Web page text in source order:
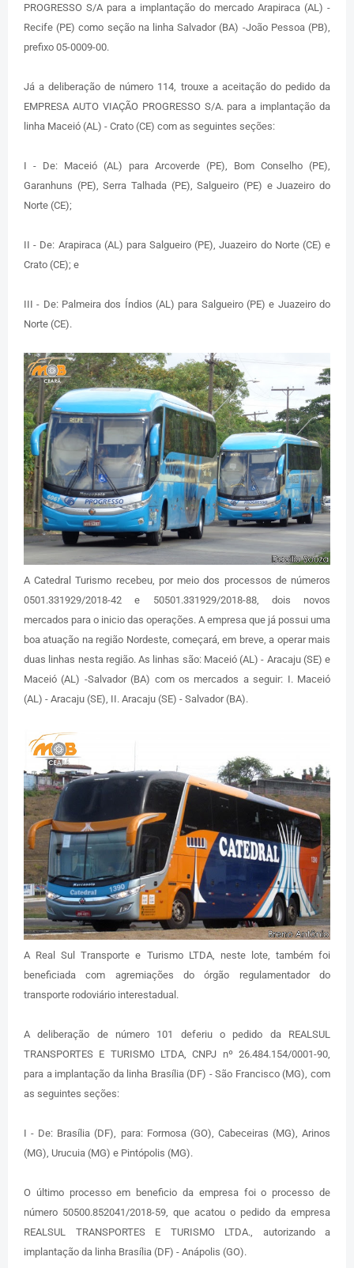
PROGRESSO S/A para a implantação do mercado Arapiraca (AL) -
Recife (PE) como seção na linha Salvador (BA) -João Pessoa (PB),
prefixo 05-0009-00.
Já a deliberação de número 114, trouxe a aceitação do pedido da
EMPRESA AUTO VIAÇÃO PROGRESSO S/A. para a implantação da
linha Maceió (AL) - Crato (CE) com as seguintes seções:
I - De: Maceió (AL) para Arcoverde (PE), Bom Conselho (PE),
Garanhuns (PE), Serra Talhada (PE), Salgueiro (PE) e Juazeiro do
Norte (CE);
II - De: Arapiraca (AL) para Salgueiro (PE), Juazeiro do Norte (CE) e
Crato (CE); e
III - De: Palmeira dos Índios (AL) para Salgueiro (PE) e Juazeiro do
Norte (CE).
A Catedral Turismo recebeu, por meio dos processos de números
0501.331929/2018-42 e 50501.331929/2018-88, dois novos
mercados para o inicio das operações. A empresa que já possui uma
boa atuação na região Nordeste, começará, em breve, a operar mais
duas linhas nesta região. As linhas são: Maceió (AL) - Aracaju (SE) e
Maceió (AL) -Salvador (BA) com os mercados a seguir: I. Maceió
(AL) - Aracaju (SE), II. Aracaju (SE) - Salvador (BA).
A Real Sul Transporte e Turismo LTDA, neste lote, também foi
beneficiada com agremiações do órgão regulamentador do
transporte rodoviário interestadual.
A deliberação de número 101 deferiu o pedido da REALSUL
TRANSPORTES E TURISMO LTDA, CNPJ nº 26.484.154/0001-90,
para a implantação da linha Brasília (DF) - São Francisco (MG), com
as seguintes seções:
I - De: Brasília (DF), para: Formosa (GO), Cabeceiras (MG), Arinos
(MG), Urucuia (MG) e Pintópolis (MG).
O último processo em beneficio da empresa foi o processo de
número 50500.852041/2018-59, que acatou o pedido da empresa
REALSUL TRANSPORTES E TURISMO LTDA., autorizando a
implantação da linha Brasília (DF) - Anápolis (GO).